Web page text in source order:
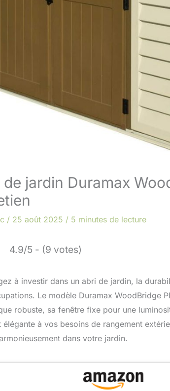
de jardin Duramax
/ 25 août 2025 / 5 minutes de lecture
4.9/5 - (9 votes)
à investir dans un abri de jardin, la
Le modèle Duramax WoodBridge
robuste, sa fenêtre fixe pour une
à vos besoins de rangement
dans votre jardin.